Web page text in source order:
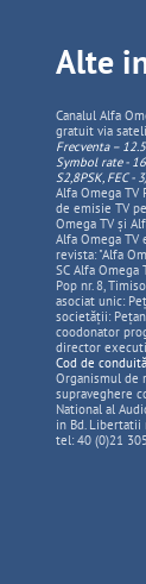
Alte
Canalul Alfa
gratuit via
Frecventa –
Symbol rate -
S2,8PSK, FEC -
Alfa Omega
de emisie TV
Omega TV și
Alfa Omega TV
revista: "Alfa
SC Alfa Omega
Pop nr. 8,
asociat unic:
societății:
coodonator
director
Cod de
Organismul de
supraveghere
National al
in Bd. Libertatii
tel: 40 (0)21